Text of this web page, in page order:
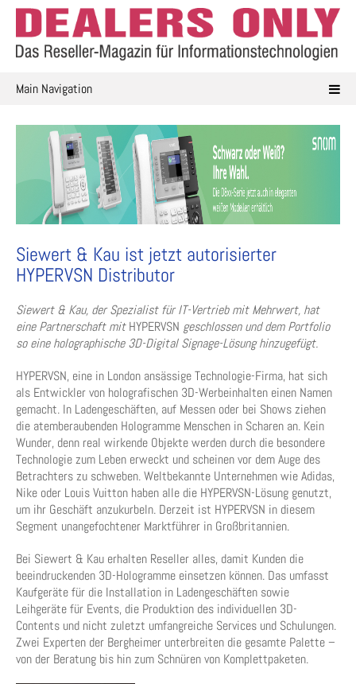
Skip
content
Main Navigation
Siewert & Kau ist jetzt autorisierter
HYPERVSN Distributor
Siewert & Kau, der Spezialist für IT-Vertrieb mit Mehrwert, hat
eine Partnerschaft mitHYPERVSN geschlossen und dem Portfolio
so eine holographische 3D-Digital Signage-Lösung hinzugefügt.
HYPERVSN, eine in London ansässige Technologie-Firma, hat sich
als Entwickler von holografischen 3D-Werbeinhalten einen Namen
gemacht. In Ladengeschäften, auf Messen oder bei Shows ziehen
die atemberaubenden Hologramme Menschen in Scharen an. Kein
Wunder, denn real wirkende Objekte werden durch die besondere
Technologie zum Leben erweckt und scheinen vor dem Auge des
Betrachters zu schweben. Weltbekannte Unternehmen wie Adidas,
Nike oder Louis Vuitton haben alle die HYPERVSN-Lösung genutzt,
um ihr Geschäft anzukurbeln. Derzeit ist HYPERVSN in diesem
Segment unangefochtener Marktführer in Großbritannien.
Bei Siewert & Kau erhalten Reseller alles, damit Kunden die
beeindruckenden 3D-Hologramme einsetzen können. Das umfasst
Kaufgeräte für die Installation in Ladengeschäften sowie
Leihgeräte für Events, die Produktion des individuellen 3D-
Contents und nicht zuletzt umfangreiche Services und Schulungen.
Zwei Experten der Bergheimer unterbreiten die gesamte Palette –
von der Beratung bis hin zum Schnüren von Komplettpaketen.